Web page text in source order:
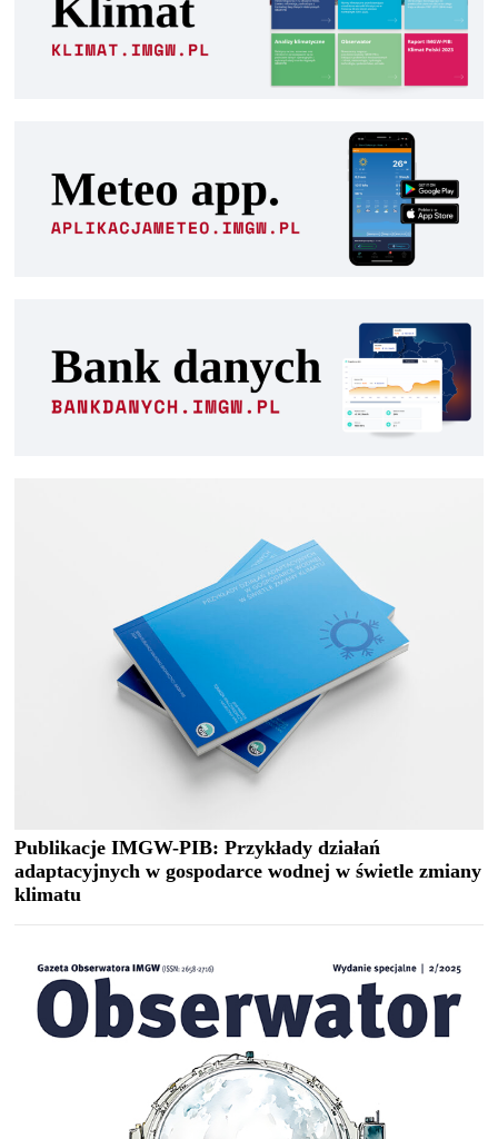
Publikacje IMGW-PIB: Przykłady działań
adaptacyjnych w gospodarce wodnej w świetle zmiany
klimatu